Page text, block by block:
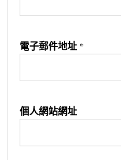
電子郵件地址 *
個人網站網址